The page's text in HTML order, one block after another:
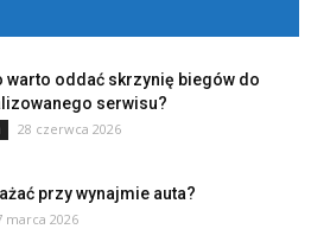
warto oddać skrzynię biegów do
serwisu?
28 czerwca 2026
przy wynajmie auta?
marca 2026